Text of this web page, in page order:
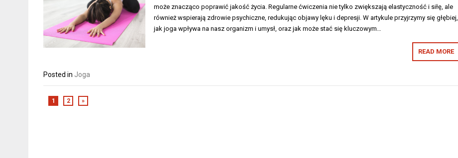
może znacząco poprawić jakość życia. Regularne ćwiczenia nie tylko zwiększają elastyczność i siłę, ale
również wspierają zdrowie psychiczne, redukując objawy lęku i depresji. W artykule przyjrzymy się głębiej,
jak joga wpływa na nasz organizm i umysł, oraz jak może stać się kluczowym…
READ MORE
Posted in Joga
1 2 »